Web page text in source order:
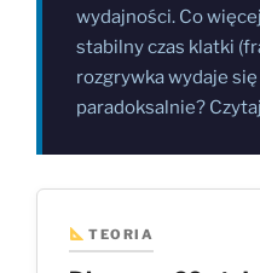
wydajności. Co
stabilny czas klatki
rozgrywka wydaje się
paradoksalnie?
TEORIA